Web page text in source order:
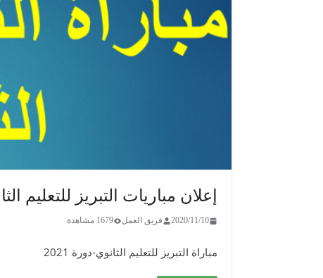
إعلان مباريات التبريز للتعليم
2020/11/10 فريق العمل 1679 مشاهدة
​مباراة التبريز للتعليم الثانوي-دورة 2021